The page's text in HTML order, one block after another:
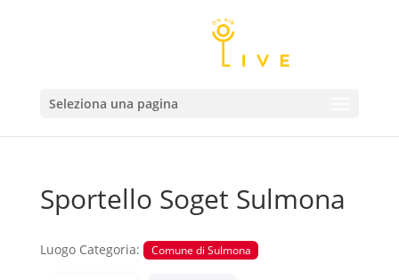
Seleziona una pagina
Sportello Soget Sulmona
Luogo Categoria: Comune di Sulmona